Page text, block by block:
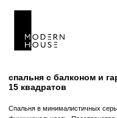
Спальня в минималистичных серых тонах
функциональность. Пространство площадью 15
эффективно, чтобы обеспечить комфорт и уют.
Гардеробная: Удобное и скрытое место для